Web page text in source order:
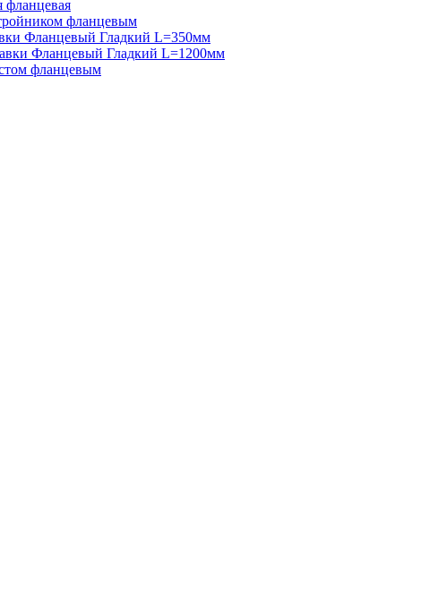
фланцевая
фланцевым
Фланцевый Гладкий L=350мм
Фланцевый Гладкий L=1200мм
фланцевым